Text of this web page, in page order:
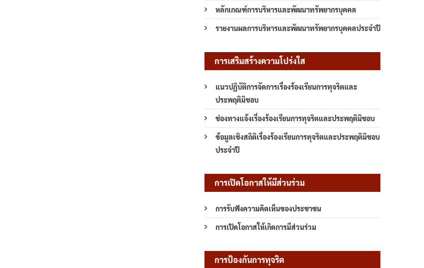
หลักเกณฑ์การบริหารและพัฒนาทรัพยากรบุคคล
รายงานผลการบริหารและพัฒนาทรัพยากรบุคคลประจำปี
การเสริมสร้างความโปร่งใส
แนวปฏิบัติการจัดการเรื่องร้องเรียนการทุจริตและ
ประพฤติมิชอบ
ช่องทางแจ้งเรื่องร้องเรียนการทุจริตและประพฤติมิชอบ
ข้อมูลเชิงสถิติเรื่องร้องเรียนการทุจริตและประพฤติมิชอบ
ประจำปี
การเปิดโอกาสให้มีส่วนร่วม
การรับฟังความคิดเห็นของประชาชน
การเปิดโอกาสให้เกิดการมีส่วนร่วม
การป้องกันการทุจริต